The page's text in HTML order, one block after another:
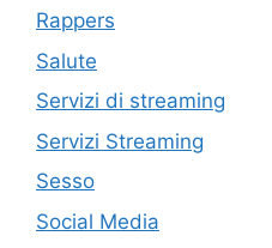
Rappers
Salute
Servizi di streaming
Servizi Streaming
Sesso
Social Media